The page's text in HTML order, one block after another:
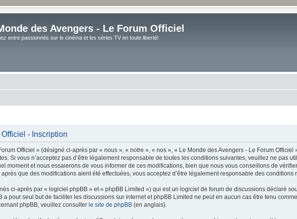
des Avengers - Le Forum Officiel
entre passionnés sur le cinéma et les séries TV en toute liberté!
- Inscription
Officiel » (désigné ci-après par « nous », « notre », « nos », « Le Monde des Avengers - Le Forum
Si vous n’acceptez pas d’être légalement responsable de toutes les conditions suivantes, veuillez ne pas
moment et nous essaierons de vous informer de ces modifications, bien que nous vous conseillons de
que des modifications aient été effectuées, vous acceptez d’être légalement responsable des conditions
ci-après par « logiciel phpBB » et « phpBB Limited ») qui est un logiciel de forum de discussions déclaré
a pour seul but de faciliter les discussions sur internet et phpBB Limited ne peut en aucun cas être tenu
phpBB, veuillez consulter le site de phpBB (en anglais).